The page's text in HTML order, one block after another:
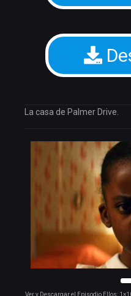
La casa de Palmer Drive.
Ver y Descargar el Episodio Ellos: